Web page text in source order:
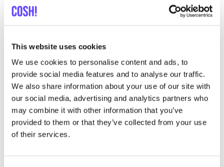
This website uses cookies
We use cookies to personalise content and ads, to
provide social media features and to analyse our traffic.
We also share information about your use of our site with
our social media, advertising and analytics partners who
may combine it with other information that you’ve
provided to them or that they’ve collected from your use
of their services.